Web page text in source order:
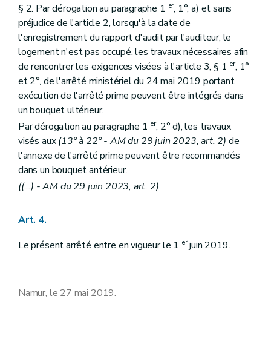
§ 2. Par dérogation au paragraphe 1 er, 1°, a) et sans
préjudice de l'article 2, lorsqu'à la date de
l'enregistrement du rapport d'audit par l'auditeur, le
logement n'est pas occupé, les travaux nécessaires afin
de rencontrer les exigences visées à l'article 3, § 1 er, 1°
et 2°, de l'arrêté ministériel du 24 mai 2019 portant
exécution de l'arrêté prime peuvent être intégrés dans
un bouquet ultérieur.
Par dérogation au paragraphe 1 er, 2° d), les travaux
visés aux(13° à 22° - AM du 29 juin 2023, art. 2) de
l'annexe de l'arrêté prime peuvent être recommandés
dans un bouquet antérieur.
((...) - AM du 29 juin 2023, art. 2)
Art. 4.
Le présent arrêté entre en vigueur le 1 erjuin 2019.
Namur, le 27 mai 2019.